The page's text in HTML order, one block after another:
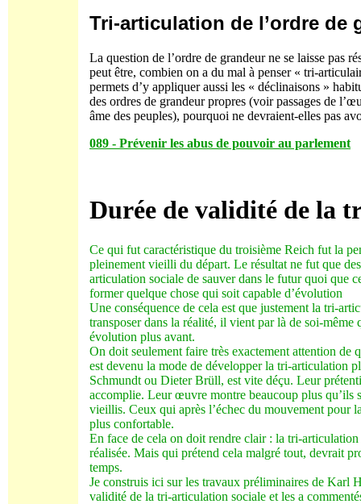
Tri-articulation de l’ordre de
La question de l’ordre de grandeur ne se laisse pas
peut être, combien on a du mal à penser « tri-
permets d’y appliquer aussi les « déclinaisons »
des ordres de grandeur propres (voir passages de
âme des peuples), pourquoi ne devraient-elles pas
089 - Prévenir les abus de pouvoir au parlement
Durée de validité de la
Ce qui fut caractéristique du troisième Reich fut la
pleinement vieilli du départ. Le résultat ne fut que
articulation sociale de sauver dans le futur quoi que
former quelque chose qui soit capable d’évolution
Une conséquence de cela est que justement la tri-
transposer dans la réalité, il vient par là de soi-
évolution plus avant.
On doit seulement faire très exactement attention de
est devenu la mode de développer la tri-articulation
Schmundt ou Dieter Brüll, est vite déçu. Leur
accomplie. Leur œuvre montre beaucoup plus qu’ils
vieillis. Ceux qui après l’échec du mouvement pour
plus confortable.
En face de cela on doit rendre clair : la tri-articulation
réalisée. Mais qui prétend cela malgré tout, devrait
temps.
Je construis ici sur les travaux préliminaires de Karl
validité de la tri-articulation sociale et les a